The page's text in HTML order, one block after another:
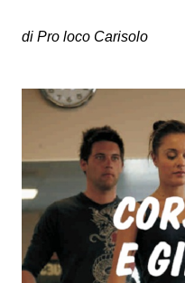
di Pro loco Carisolo